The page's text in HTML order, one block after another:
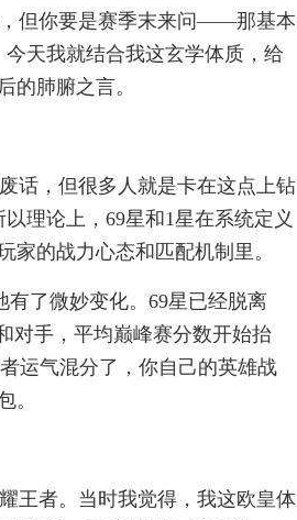
但你要是赛季末来问——那基本
天我就结合我这玄学体质，给
的肺腑之言。
话，但很多人就是卡在这点上钻
理论上，69星和1星在系统定义
家的战力心态和匹配机制里。
有了微妙变化。69星已经脱离
对手，平均巅峰赛分数开始抬
运气混分了，你自己的英雄战
。
王者。当时我觉得，我这欧皇体